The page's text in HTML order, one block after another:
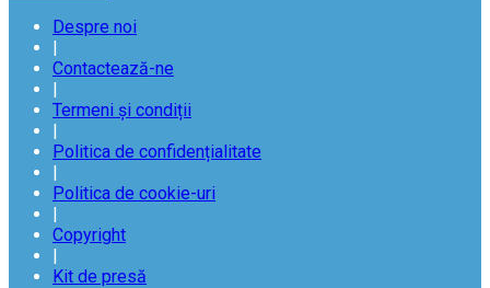
Despre noi
|
Contactează-ne
|
Termeni și condiții
|
Politica de confidențialitate
|
Politica de cookie-uri
|
Copyright
|
Kit de presă